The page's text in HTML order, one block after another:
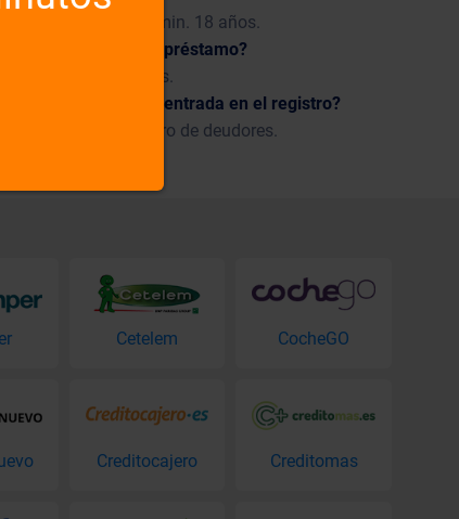
y español min. 18 años.
la liquidación del préstamo?
unos pocos minutos.
de que tengo una entrada en el registro?
comprobar el registro de deudores.
Cetelem CocheGO
Creditocajero Creditomas